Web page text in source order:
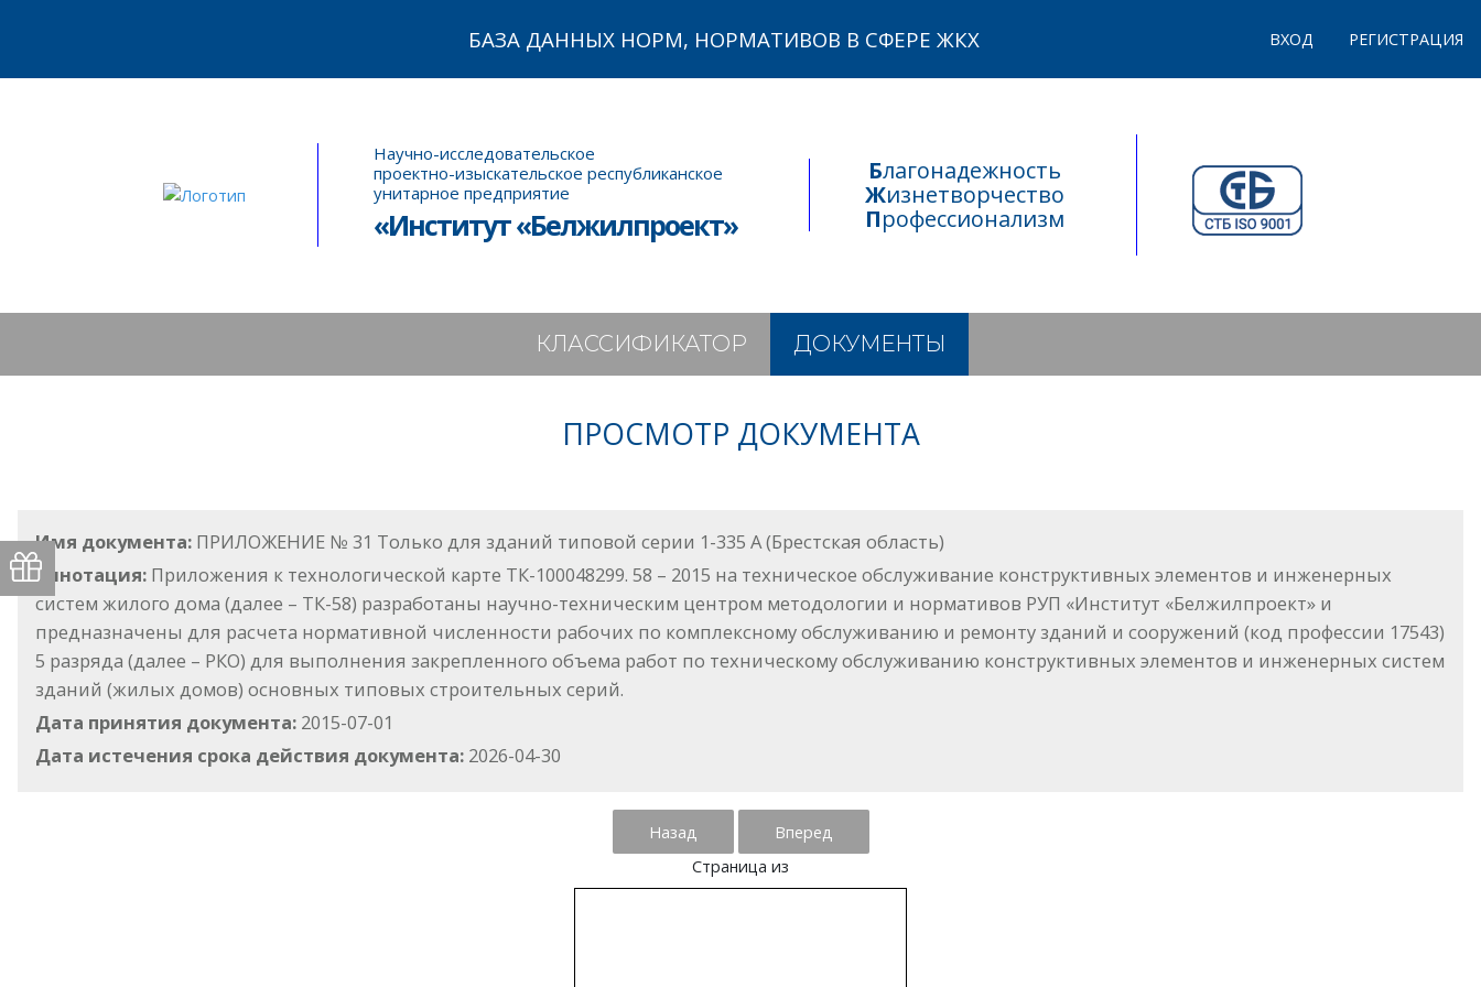
БАЗА ДАННЫХ НОРМ, НОРМАТИВОВ В СФЕРЕ ЖКХ ВХОД РЕГИСТРАЦИЯ
Научно-исследовательское
проектно-изыскательское республиканское
унитарное предприятие
«Институт «Белжилпроект»
Благонадежность
Жизнетворчество
Профессионализм
КЛАССИФИКАТОР ДОКУМЕНТЫ
ПРОСМОТР ДОКУМЕНТА
Имя документа: ПРИЛОЖЕНИЕ № 31 Только для зданий типовой серии 1-335 А (Брестская область)
Аннотация: Приложения к технологической карте ТК-100048299. 58 – 2015 на техническое обслуживание конструктивных элементов и инженерных
систем жилого дома (далее – ТК-58) разработаны научно-техническим центром методологии и нормативов РУП «Институт «Белжилпроект» и
предназначены для расчета нормативной численности рабочих по комплексному обслуживанию и ремонту зданий и сооружений (код профессии 17543)
5 разряда (далее – РКО) для выполнения закрепленного объема работ по техническому обслуживанию конструктивных элементов и инженерных систем
зданий (жилых домов) основных типовых строительных серий.
Дата принятия документа: 2015-07-01
Дата истечения срока действия документа: 2026-04-30
Назад
Вперед
Страница из